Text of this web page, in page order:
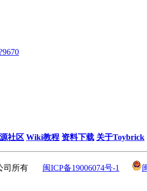
社区 Wiki教程 资料下载 关于Toybrick
公司所有 闽ICP备19006074号-1